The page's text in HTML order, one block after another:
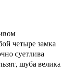
четыре замка
суетлива
шуба велика